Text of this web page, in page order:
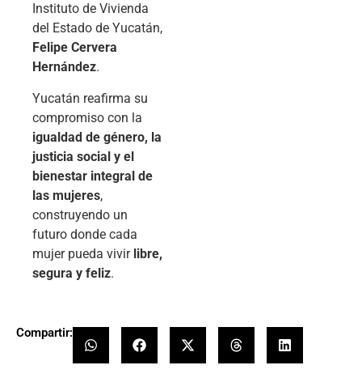
Instituto de Vivienda
del Estado de Yucatán,
Felipe Cervera
Hernández.
Yucatán reafirma su
compromiso con la
igualdad de género, la
justicia social y el
bienestar integral de
las mujeres,
construyendo un
futuro donde cada
mujer pueda vivir libre,
segura y feliz.
Compartir: